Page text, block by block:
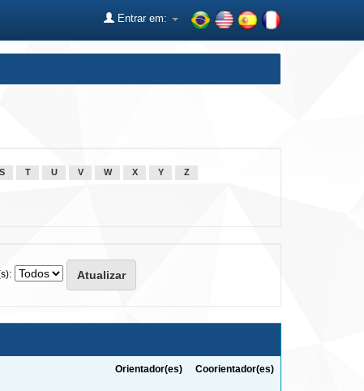
Entrar em:
S T U V W X Y Z
Orientador(es) Coorientador(es)